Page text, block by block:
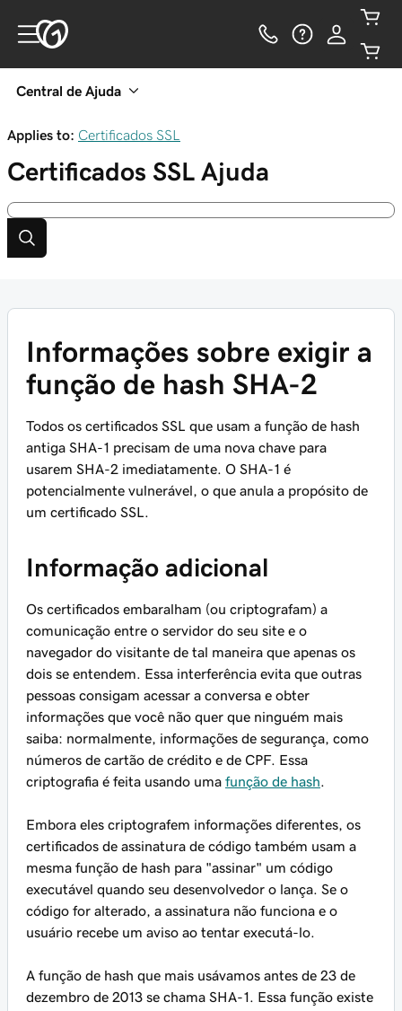
Central de Ajuda
Applies to: Certificados SSL
Certificados SSL Ajuda
Informações sobre exigir a
função de hash SHA-2
Todos os certificados SSL que usam a função de hash
antiga SHA-1 precisam de uma nova chave para
usarem SHA-2 imediatamente. O SHA-1 é
potencialmente vulnerável, o que anula a propósito de
um certificado SSL.
Informação adicional
Os certificados embaralham (ou criptografam) a
comunicação entre o servidor do seu site e o
navegador do visitante de tal maneira que apenas os
dois se entendem. Essa interferência evita que outras
pessoas consigam acessar a conversa e obter
informações que você não quer que ninguém mais
saiba: normalmente, informações de segurança, como
números de cartão de crédito e de CPF. Essa
criptografia é feita usando uma função de hash
Embora eles criptografem informações diferentes, os
certificados de assinatura de código também usam a
mesma função de hash para "assinar" um código
executável quando seu desenvolvedor o lança. Se o
código for alterado, a assinatura não funciona e o
usuário recebe um aviso ao tentar executá-lo.
A função de hash que mais usávamos antes de 23 de
dezembro de 2013 se chama SHA-1. Essa função existe